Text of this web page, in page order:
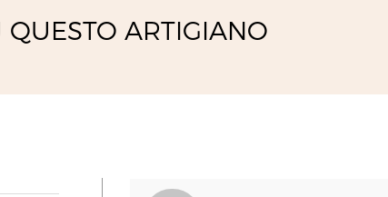
ARTIGIANO